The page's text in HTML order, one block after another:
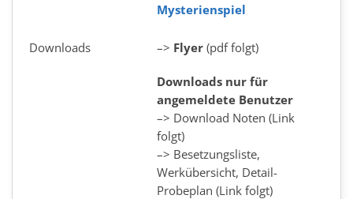
Mysterienspiel
Downloads –> Flyer (pdf folgt)
Downloads nur für
angemeldete Benutzer
–> Download Noten (Link
folgt)
–> Besetzungsliste,
Werkübersicht, Detail-
Probeplan (Link folgt)